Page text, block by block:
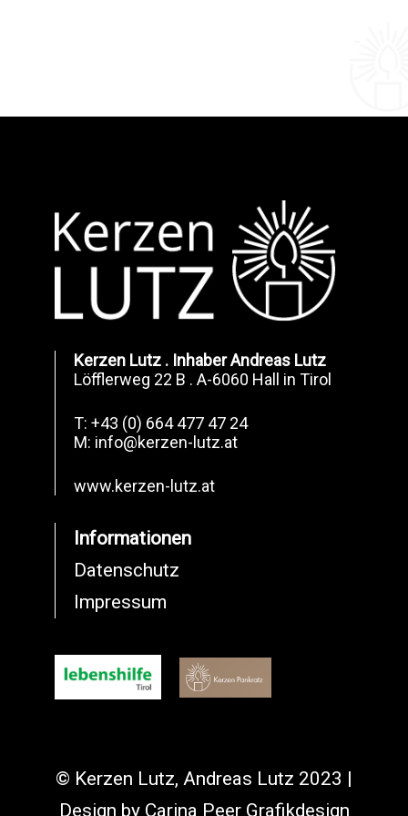
Kerzen Lutz . Inhaber Andreas Lutz
Löfflerweg 22 B . A-6060 Hall in Tirol
T: +43 (0) 664 477 47 24
M: info@kerzen-lutz.at
www.kerzen-lutz.at
Informationen
Datenschutz
Impressum
© Kerzen Lutz, Andreas Lutz 2023 |
Design by Carina Peer Grafikdesign